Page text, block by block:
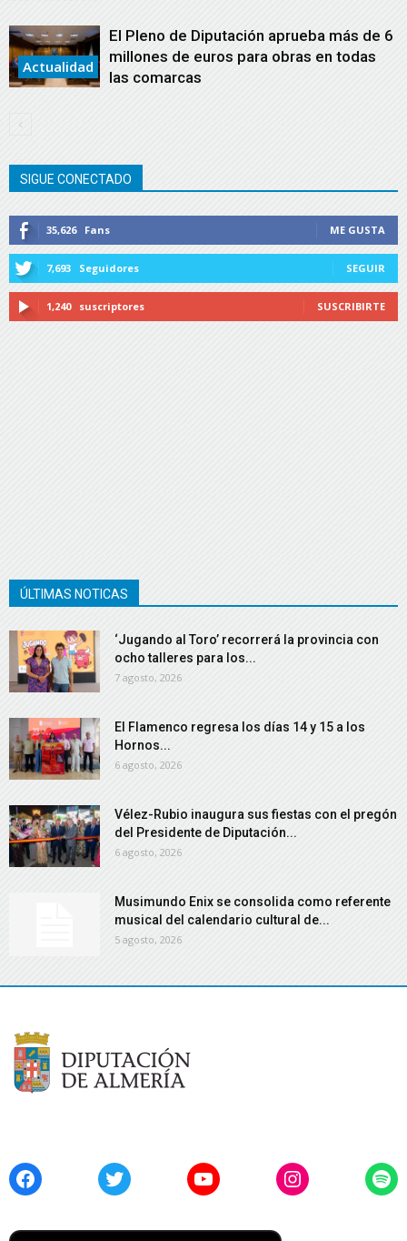
Actualidad
El Pleno de Diputación aprueba más de 6
millones de euros para obras en todas
las comarcas
SIGUE CONECTADO
35,626 Fans ME GUSTA
7,693 Seguidores SEGUIR
1,240 suscriptores SUSCRIBIRTE
ÚLTIMAS NOTICAS
‘Jugando al Toro’ recorrerá la provincia con
ocho talleres para los...
7 agosto, 2026
El Flamenco regresa los días 14 y 15 a los
Hornos...
6 agosto, 2026
Vélez-Rubio inaugura sus fiestas con el pregón
del Presidente de Diputación...
6 agosto, 2026
Musimundo Enix se consolida como referente
musical del calendario cultural de...
5 agosto, 2026
FacebookTwitter YouTubeInstagram